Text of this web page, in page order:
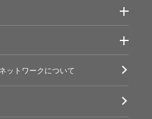
ネットワークについて